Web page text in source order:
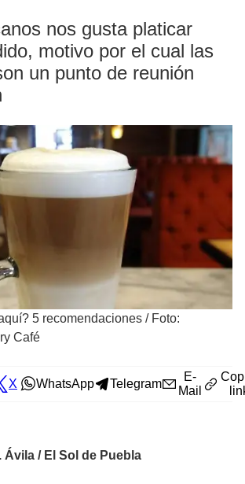
nos gusta platicar
motivo por el cual las
un punto de reunión
5 recomendaciones / Foto:
Café
X WhatsApp Telegram
E-
Mail
Ávila / El Sol de Puebla